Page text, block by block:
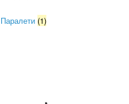
Паралети (1)